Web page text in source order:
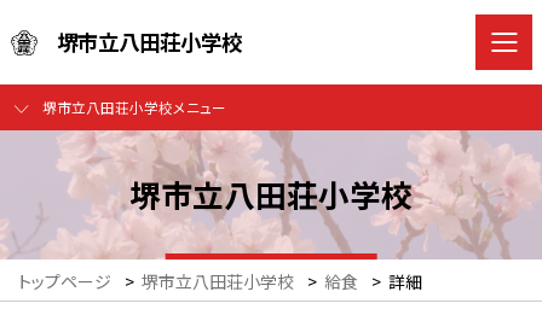
堺市立八田荘小学校
堺市立八田荘小学校メニュー
堺市立八田荘小学校
トップページ > 堺市立八田荘小学校 > 給食 > 詳細